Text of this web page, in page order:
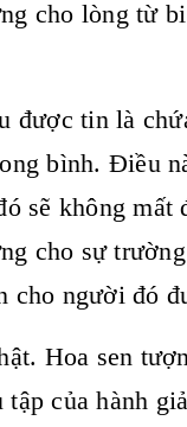
cho lòng từ
được tin là
bình. Điều
sẽ không mất
cho sự
cho người đó
Hoa sen
của hành